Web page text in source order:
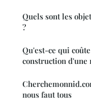
Quels sont les
?
Qu'est-ce qui
construction d'une
nous faut tous